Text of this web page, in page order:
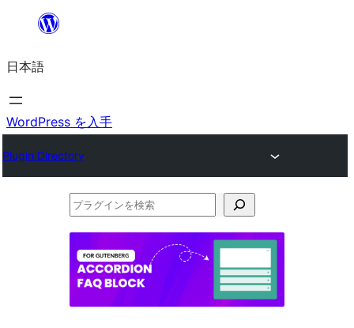
を
ス
キ
プ
日本語
WordPress を入手
Plugin Directory
プ
グ
イ